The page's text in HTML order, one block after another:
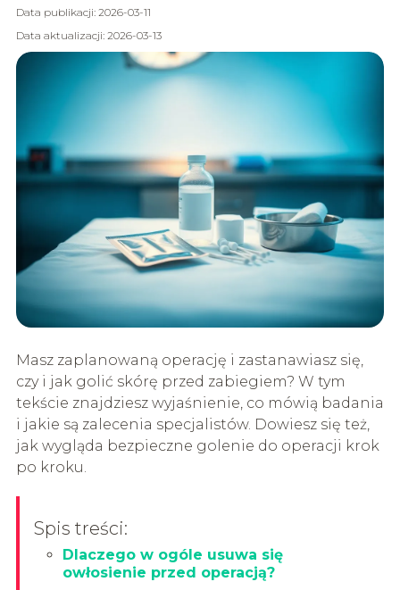
Data publikacji: 2026-03-11
Data aktualizacji: 2026-03-13
Masz zaplanowaną operację i zastanawiasz się,
czy i jak golić skórę przed zabiegiem? W tym
tekście znajdziesz wyjaśnienie, co mówią badania
i jakie są zalecenia specjalistów. Dowiesz się też,
jak wygląda bezpieczne golenie do operacji krok
po kroku.
Spis treści:
Dlaczego w ogóle usuwa się
owłosienie przed operacją?